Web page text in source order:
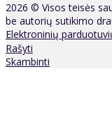
2026 © Visos teisės
be autorių sutikimo
Elektroninių
Rašyti
Skambinti